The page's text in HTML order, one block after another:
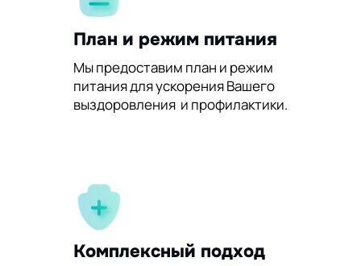
План и режим питания
Мы предоставим план и режим
питания для ускорения Вашего
выздоровления и профилактики.
Комплексный подход